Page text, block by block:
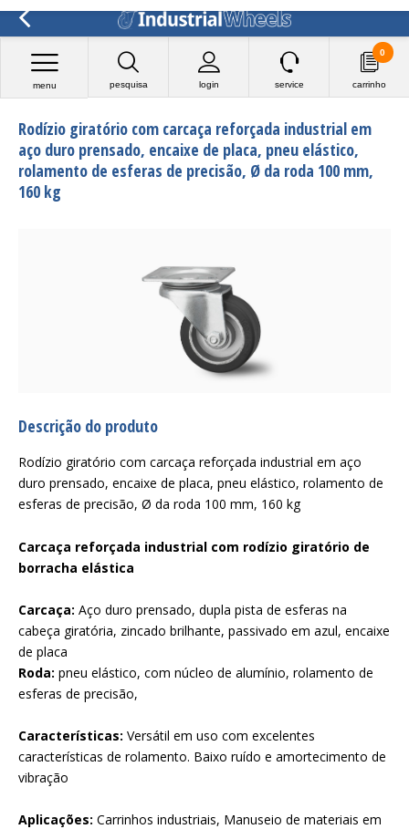
pesquisa login
menu service carrinho
0
Rodízio giratório com carcaça reforçada industrial em
aço duro prensado, encaixe de placa, pneu elástico,
rolamento de esferas de precisão, Ø da roda 100 mm,
160 kg
Descrição do produto
Rodízio giratório com carcaça reforçada industrial em aço
duro prensado, encaixe de placa, pneu elástico, rolamento de
esferas de precisão, Ø da roda 100 mm, 160 kg
Carcaça reforçada industrial com rodízio giratório de
borracha elástica
Carcaça: Aço duro prensado, dupla pista de esferas na
cabeça giratória, zincado brilhante, passivado em azul, encaixe
de placa
Roda: pneu elástico, com núcleo de alumínio, rolamento de
esferas de precisão,
Características: Versátil em uso com excelentes
características de rolamento. Baixo ruído e amortecimento de
vibração
Aplicações: Carrinhos industriais, Manuseio de materiais em